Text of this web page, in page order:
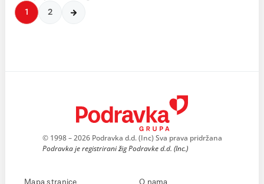
1 2
© 1998 – 2026 Podravka d.d. (Inc) Sva prava pridržana
Podravka je registrirani žig Podravke d.d. (Inc.)
Mapa stranice O nama